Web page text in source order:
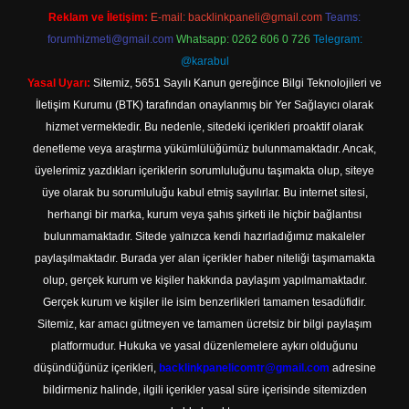
Reklam ve İletişim: E-mail: backlinkpaneli@gmail.com Teams:
forumhizmeti@gmail.com Whatsapp: 0262 606 0 726 Telegram:
@karabul
Yasal Uyarı: Sitemiz, 5651 Sayılı Kanun gereğince Bilgi Teknolojileri ve
İletişim Kurumu (BTK) tarafından onaylanmış bir Yer Sağlayıcı olarak
hizmet vermektedir. Bu nedenle, sitedeki içerikleri proaktif olarak
denetleme veya araştırma yükümlülüğümüz bulunmamaktadır. Ancak,
üyelerimiz yazdıkları içeriklerin sorumluluğunu taşımakta olup, siteye
üye olarak bu sorumluluğu kabul etmiş sayılırlar. Bu internet sitesi,
herhangi bir marka, kurum veya şahıs şirketi ile hiçbir bağlantısı
bulunmamaktadır. Sitede yalnızca kendi hazırladığımız makaleler
paylaşılmaktadır. Burada yer alan içerikler haber niteliği taşımamakta
olup, gerçek kurum ve kişiler hakkında paylaşım yapılmamaktadır.
Gerçek kurum ve kişiler ile isim benzerlikleri tamamen tesadüfidir.
Sitemiz, kar amacı gütmeyen ve tamamen ücretsiz bir bilgi paylaşım
platformudur. Hukuka ve yasal düzenlemelere aykırı olduğunu
düşündüğünüz içerikleri, backlinkpanelicomtr@gmail.com adresine
bildirmeniz halinde, ilgili içerikler yasal süre içerisinde sitemizden